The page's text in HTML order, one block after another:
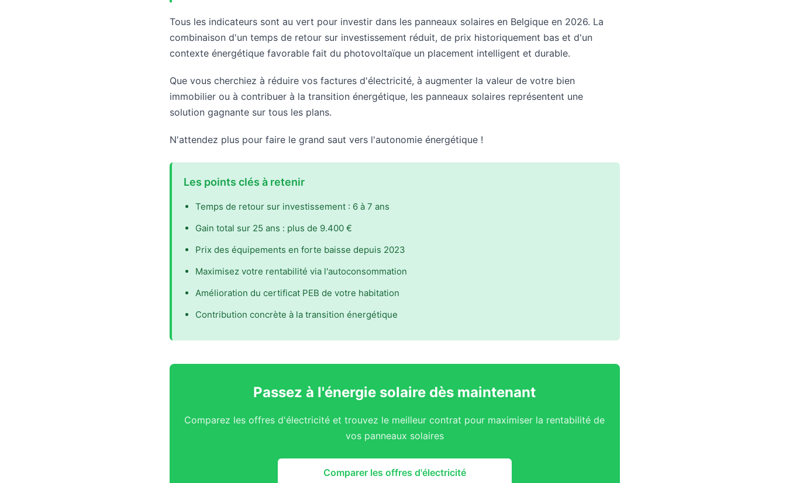
Tous les indicateurs sont au vert pour investir dans les panneaux solaires en Belgique en 2026. La
combinaison d'un temps de retour sur investissement réduit, de prix historiquement bas et d'un
contexte énergétique favorable fait du photovoltaïque un placement intelligent et durable.
Que vous cherchiez à réduire vos factures d'électricité, à augmenter la valeur de votre bien
immobilier ou à contribuer à la transition énergétique, les panneaux solaires représentent une
solution gagnante sur tous les plans.
N'attendez plus pour faire le grand saut vers l'autonomie énergétique !
Les points clés à retenir
Temps de retour sur investissement : 6 à 7 ans
Gain total sur 25 ans : plus de 9.400 €
Prix des équipements en forte baisse depuis 2023
Maximisez votre rentabilité via l'autoconsommation
Amélioration du certificat PEB de votre habitation
Contribution concrète à la transition énergétique
Passez à l'énergie solaire dès maintenant
Comparez les offres d'électricité et trouvez le meilleur contrat pour maximiser la rentabilité de
vos panneaux solaires
Comparer les offres d'électricité